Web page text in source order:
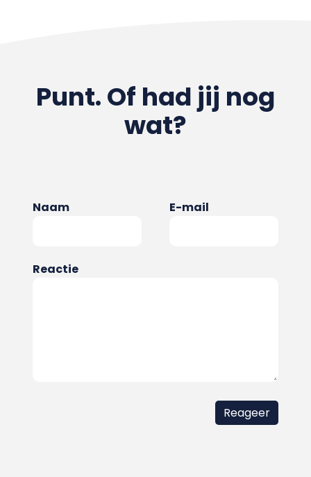
Punt. Of had jij nog
wat?
Naam E-mail
Reactie